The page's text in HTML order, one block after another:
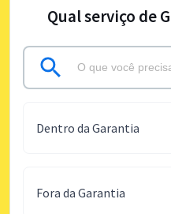
Qual serviço de
Dentro da Garantia
Fora da Garantia